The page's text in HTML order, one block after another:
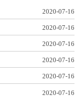
2020-07-16
2020-07-16
2020-07-16
2020-07-16
2020-07-16
2020-07-16